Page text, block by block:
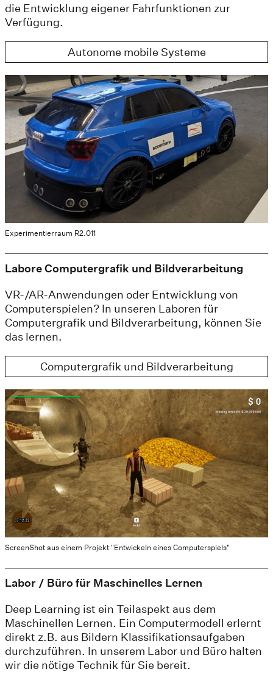
die Entwicklung eigener Fahrfunktionen zur
Verfügung.
Autonome mobile Systeme
Experimentierraum R2.011
Labore Computergrafik und Bildverarbeitung
VR-/AR-Anwendungen oder Entwicklung von
Computerspielen? In unseren Laboren für
Computergrafik und Bildverarbeitung, können Sie
das lernen.
Computergrafik und Bildverarbeitung
ScreenShot aus einem Projekt "Entwickeln eines Computerspiels"
Labor / Büro für Maschinelles Lernen
Deep Learning ist ein Teilaspekt aus dem
Maschinellen Lernen. Ein Computermodell erlernt
direkt z.B. aus Bildern Klassifikationsaufgaben
durchzuführen. In unserem Labor und Büro halten
wir die nötige Technik für Sie bereit.